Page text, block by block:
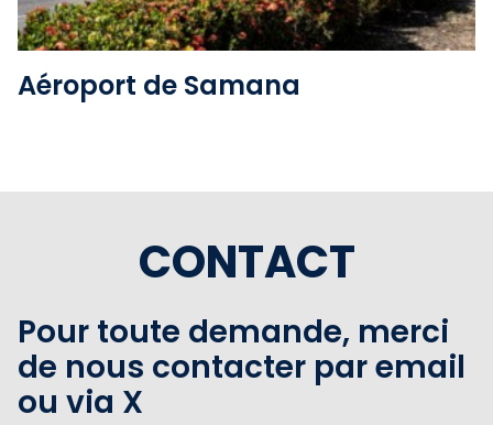
Aéroport de Samana
CONTACT
Pour toute demande, merci
de nous contacter par email
ou via X